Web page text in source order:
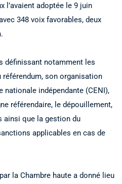
l’avaient adoptée le 9 juin
348 voix favorables, deux
définissant notamment les
son organisation
indépendante (CENI),
référendaire, le dépouillement,
ainsi que la gestion du
applicables en cas de
la Chambre haute a donné lieu